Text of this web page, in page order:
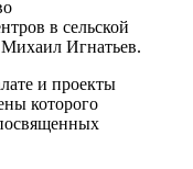
в сельской
Игнатьев.
и проекты
которого